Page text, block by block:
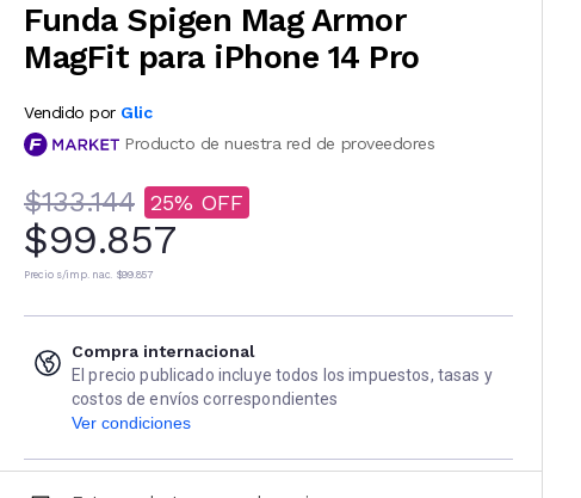
Funda Spigen Mag Armor
MagFit para iPhone 14 Pro
Vendido por Glic
Producto de nuestra red de proveedores
$133.144 25
$99.857
Precio s/imp. nac. $99.857
Compra internacional
El precio publicado incluye todos los impuestos, tasas y
costos de envíos correspondientes
Ver condiciones